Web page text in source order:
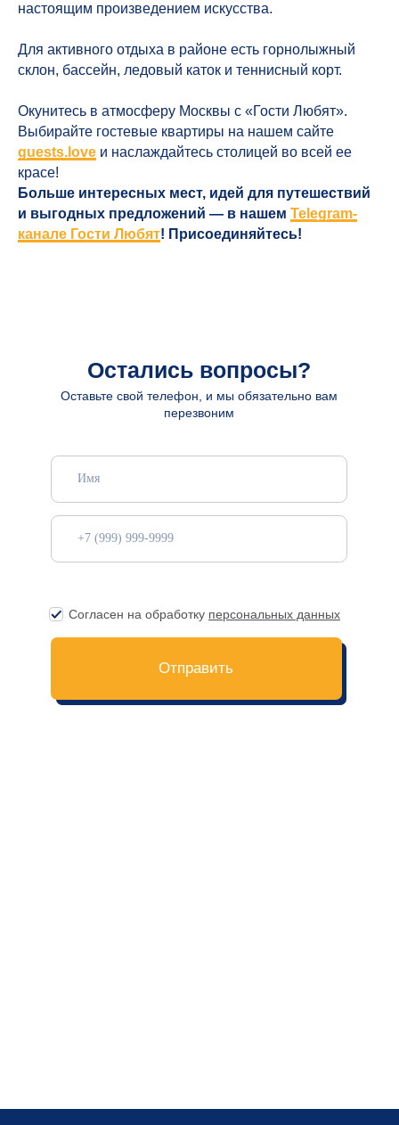
настоящим произведением искусства.
Для активного отдыха в районе есть горнолыжный
склон, бассейн, ледовый каток и теннисный корт.
Окунитесь в атмосферу Москвы с «Гости Любят».
Выбирайте гостевые квартиры на нашем сайте
guests.love и наслаждайтесь столицей во всей ее
красе!
Больше интересных мест, идей для путешествий
и выгодных предложений — в нашем Telegram-
канале Гости Любят! Присоединяйтесь!
Способы оплаты
Заказать трансфер
Долгосрочное проживание
Помощь
Москва
О нас
8 (812) 223-55-40